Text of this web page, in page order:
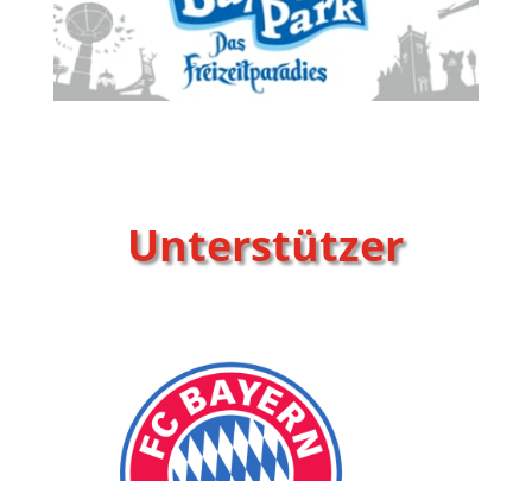
Unterstützer